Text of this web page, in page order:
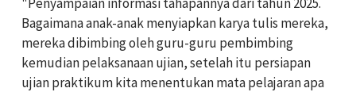
Bagaimana anak-anak menyiapkan karya tulis mereka,
mereka dibimbing oleh guru-guru pembimbing
kemudian pelaksanaan ujian, setelah itu persiapan
ujian praktikum kita menentukan mata pelajaran apa